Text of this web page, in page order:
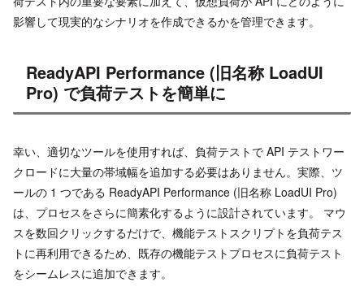
影響して現実的なシナリオを作成できるかを管理できます。
ReadyAPI Performance (旧名称 LoadUI
Pro) で負荷テストを簡単に
幸い、適切なツールを使用すれば、負荷テストで API テストワー
クロードに大量の帯域幅を追加する必要はありません。実際、ツ
ールの 1 つである ReadyAPI Performance (旧名称 LoadUI Pro)
は、プロセスをさらに簡素化するように設計されています。 マウ
スを数回クリックするだけで、機能テストスクリプトを負荷テス
トに再利用できるため、既存の機能テストプロセスに負荷テスト
をシームレスに追加できます。